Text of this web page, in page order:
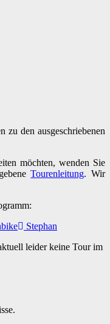
zu den ausgeschriebenen
möchten, wenden Sie
Tourenleitung. Wir
Stephan
leider keine Tour im